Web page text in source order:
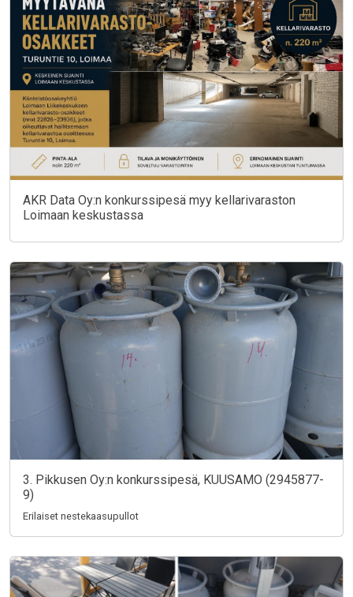
AKR Data Oy:n konkurssipesä myy kellarivaraston
Loimaan keskustassa
3. Pikkusen Oy:n konkurssipesä, KUUSAMO (2945877-
9)
Erilaiset nestekaasupullot